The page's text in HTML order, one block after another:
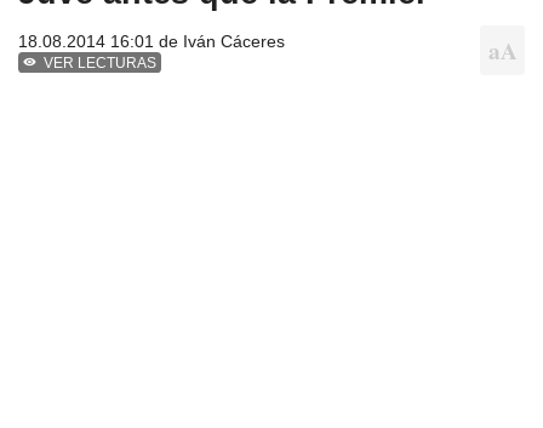
18.08.2014 16:01 de Iván Cáceres
VER LECTURAS